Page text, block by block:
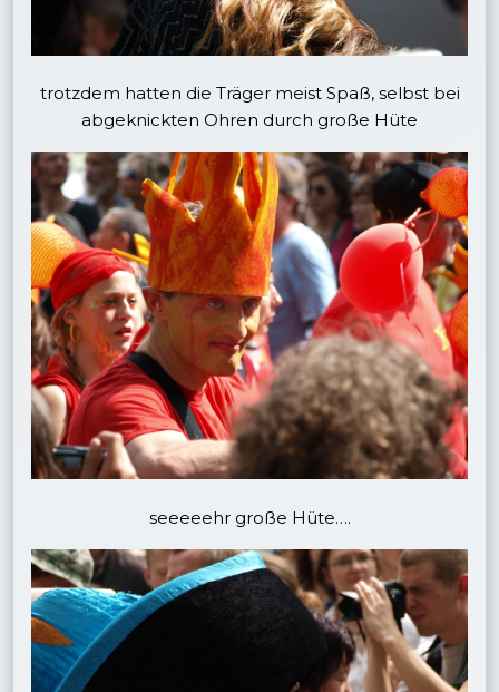
trotzdem hatten die Träger meist Spaß, selbst bei
abgeknickten Ohren durch große Hüte
seeeeehr große Hüte….